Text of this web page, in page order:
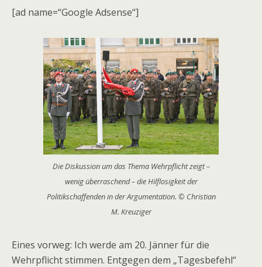
[ad name=“Google Adsense“]
Die Diskussion um das Thema Wehrpflicht zeigt –
wenig überraschend – die Hilflosigkeit der
Politikschaffenden in der Argumentation. © Christian
M. Kreuziger
Eines vorweg: Ich werde am 20. Jänner für die
Wehrpflicht stimmen. Entgegen dem „Tagesbefehl“